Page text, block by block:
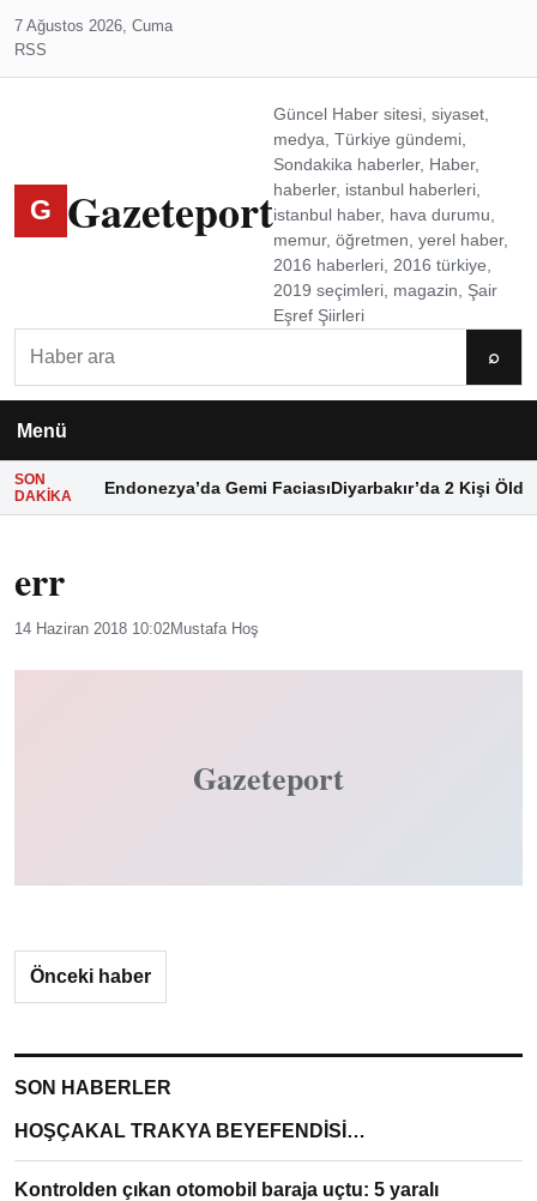
7 Ağustos 2026, Cuma
RSS
G Gazeteport
Güncel Haber sitesi, siyaset,
medya, Türkiye gündemi,
Sondakika haberler, Haber,
haberler, istanbul haberleri,
istanbul haber, hava durumu,
memur, öğretmen, yerel haber,
2016 haberleri, 2016 türkiye,
2019 seçimleri, magazin, Şair
Eşref Şiirleri
⌕
Menü
SON
DAKIKA
Endonezya’da Gemi FaciasıDiyarbakır’da 2 Kişi Öldü
err
14 Haziran 2018 10:02Mustafa Hoş
Gazeteport
Önceki haber
SON HABERLER
HOŞÇAKAL TRAKYA BEYEFENDİSİ…
Kontrolden çıkan otomobil baraja uçtu: 5 yaralı